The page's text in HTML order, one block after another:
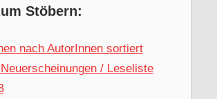
Stöbern:
nach AutorInnen sortiert
/ Leseliste